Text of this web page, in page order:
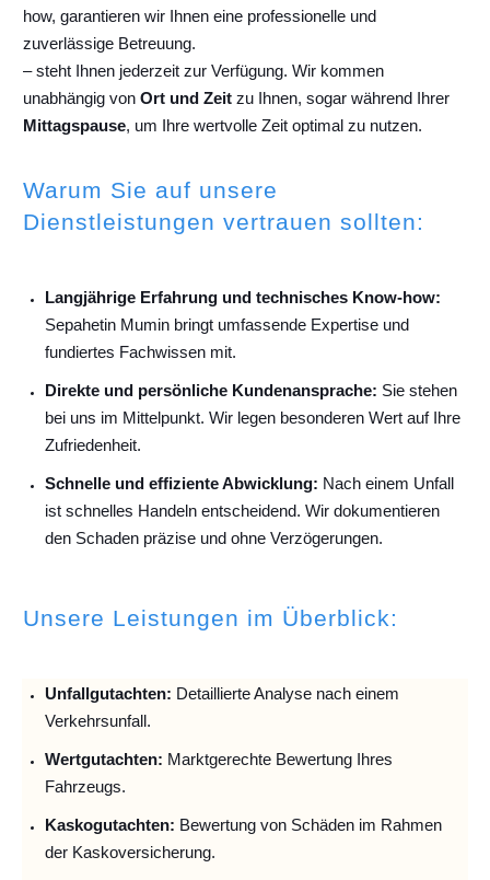
how, garantieren wir Ihnen eine professionelle und
zuverlässige Betreuung.
– steht Ihnen jederzeit zur Verfügung. Wir kommen
unabhängig von Ort und Zeit zu Ihnen, sogar während Ihrer
Mittagspause, um Ihre wertvolle Zeit optimal zu nutzen.
Warum Sie auf unsere
Dienstleistungen vertrauen sollten:
Langjährige Erfahrung und technisches Know-how:
Sepahetin Mumin bringt umfassende Expertise und
fundiertes Fachwissen mit.
Direkte und persönliche Kundenansprache: Sie stehen
bei uns im Mittelpunkt. Wir legen besonderen Wert auf Ihre
Zufriedenheit.
Schnelle und effiziente Abwicklung: Nach einem Unfall
ist schnelles Handeln entscheidend. Wir dokumentieren
den Schaden präzise und ohne Verzögerungen.
Unsere Leistungen im Überblick:
Unfallgutachten: Detaillierte Analyse nach einem
Verkehrsunfall.
Wertgutachten: Marktgerechte Bewertung Ihres
Fahrzeugs.
Kaskogutachten: Bewertung von Schäden im Rahmen
der Kaskoversicherung.